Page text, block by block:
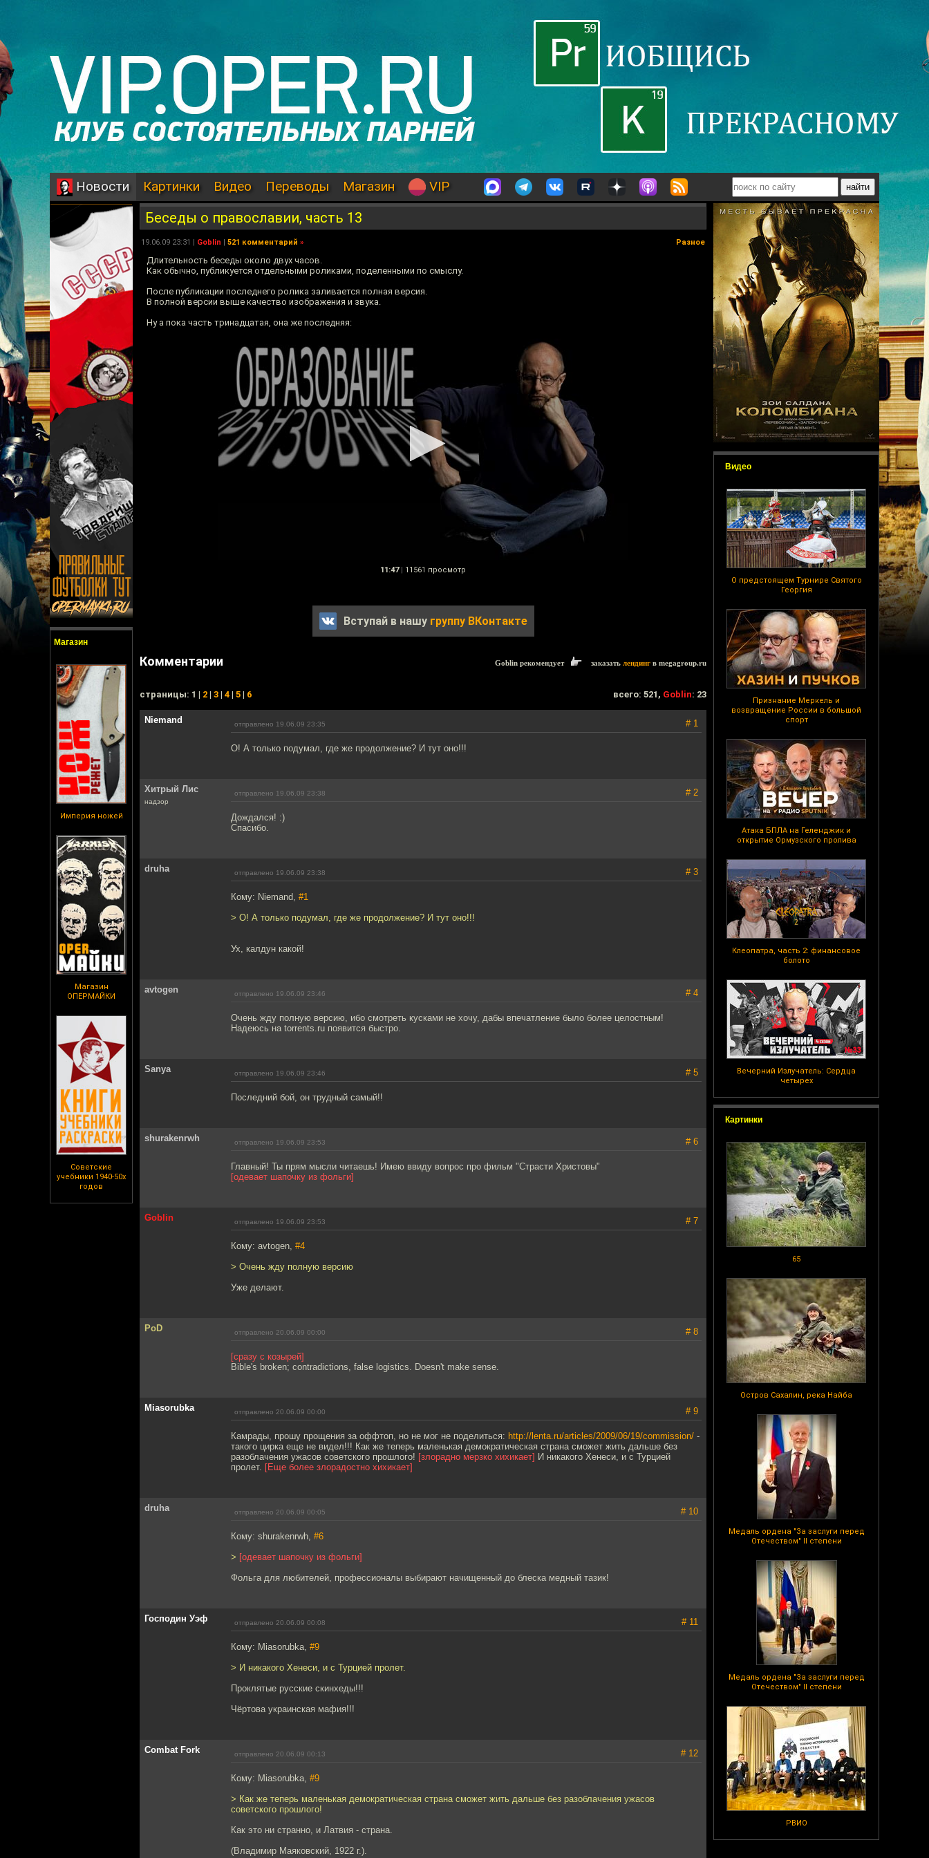
Новости Картинки Видео Переводы Магазин VIP
Магазин
Империя ножей
Магазин
ОПЕРМАЙКИ
Советские
учебники 1940-50х
годов
Видео
О предстоящем Турнире Святого
Георгия
Признание Меркель и
возвращение России в большой
спорт
Атака БПЛА на Геленджик и
открытие Ормузского пролива
Клеопатра, часть 2: финансовое
болото
Вечерний Излучатель: Сердца
четырех
Картинки
65
Остров Сахалин, река Найба
Медаль ордена "За заслуги перед
Отечеством" II степени
Медаль ордена "За заслуги перед
Отечеством" II степени
РВИО
Беседы о православии, часть 13
19.06.09 23:31 | Goblin | 521 комментарий » Разное
Длительность беседы около двух часов.
Как обычно, публикуется отдельными роликами, поделенными по смыслу.
После публикации последнего ролика заливается полная версия.
В полной версии выше качество изображения и звука.
Ну а пока часть тринадцатая, она же последняя:
11:47 | 11561 просмотр
Вступай в нашу группу ВКонтакте
Комментарии Goblin рекомендует заказать лендинг в megagroup.ru
cтраницы: 1 | 2 | 3 | 4 | 5 | 6 всего: 521, Goblin: 23
Niemand отправлено 19.06.09 23:35 # 1
О! А только подумал, где же продолжение? И тут оно!!!
Хитрый Лис
надзор
отправлено 19.06.09 23:38 # 2
Дождался! :)
Спасибо.
druha отправлено 19.06.09 23:38 # 3
Кому: Niemand, #1
> О! А только подумал, где же продолжение? И тут оно!!!
Ух, калдун какой!
avtogen отправлено 19.06.09 23:46 # 4
Очень жду полную версию, ибо смотреть кусками не хочу, дабы впечатление было более целостным!
Надеюсь на torrents.ru появится быстро.
Sanya отправлено 19.06.09 23:46 # 5
Последний бой, он трудный самый!!
shurakenrwh отправлено 19.06.09 23:53 # 6
Главный! Ты прям мысли читаешь! Имею ввиду вопрос про фильм "Страсти Христовы"
[одевает шапочку из фольги]
Goblin отправлено 19.06.09 23:53 # 7
Кому: avtogen, #4
> Очень жду полную версию
Уже делают.
PoD отправлено 20.06.09 00:00 # 8
[сразу с козырей]
Bible's broken; contradictions, false logistics. Doesn't make sense.
Miasorubka отправлено 20.06.09 00:00 # 9
Камрады, прошу прощения за оффтоп, но не мог не поделиться: http://lenta.ru/articles/2009/06/19/commission/ -
такого цирка еще не видел!!! Как же теперь маленькая демократическая страна сможет жить дальше без
разоблачения ужасов советского прошлого! [злорадно мерзко хихикает] И никакого Хенеси, и с Турцией
пролет. [Еще более злорадостно хихикает]
druha отправлено 20.06.09 00:05 # 10
Кому: shurakenrwh, #6
> [одевает шапочку из фольги]
Фольга для любителей, профессионалы выбирают начищенный до блеска медный тазик!
Господин Уэф отправлено 20.06.09 00:08 # 11
Кому: Miasorubka, #9
> И никакого Хенеси, и с Турцией пролет.
Проклятые русские скинхеды!!!
Чёртова украинская мафия!!!
Combat Fork отправлено 20.06.09 00:13 # 12
Кому: Miasorubka, #9
> Как же теперь маленькая демократическая страна сможет жить дальше без разоблачения ужасов
советского прошлого!
Как это ни странно, и Латвия - страна.
(Владимир Маяковский, 1922 г.).